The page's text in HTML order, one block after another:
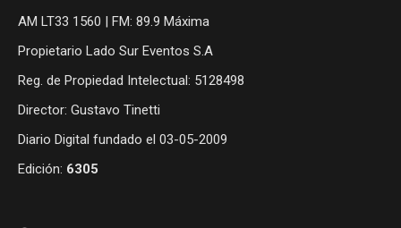
AM LT33 1560 | FM: 89.9 Máxima
Propietario Lado Sur Eventos S.A
Reg. de Propiedad Intelectual: 5128498
Director: Gustavo Tinetti
Diario Digital fundado el 03-05-2009
Edición: 6305